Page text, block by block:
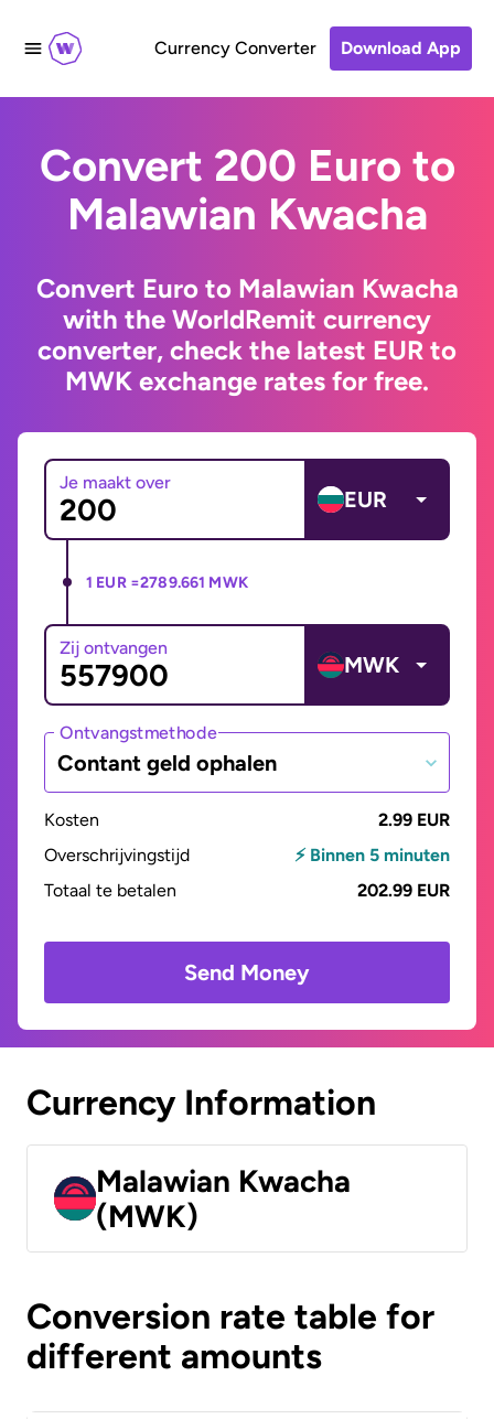
Currency Converter Download App
Convert 200 Euro to
Malawian Kwacha
Convert Euro to Malawian Kwacha
with the WorldRemit currency
converter, check the latest EUR to
MWK exchange rates for free.
Je maakt over
EUR
1 EUR =2789.661 MWK
Zij ontvangen
MWK
Ontvangstmethode
Contant geld ophalen
Kosten
2.99 EUR
Overschrijvingstijd
⚡ Binnen 5 minuten
Totaal te betalen
202.99 EUR
Send Money
Currency Information
Malawian Kwacha
(MWK)
Conversion rate table for
different amounts